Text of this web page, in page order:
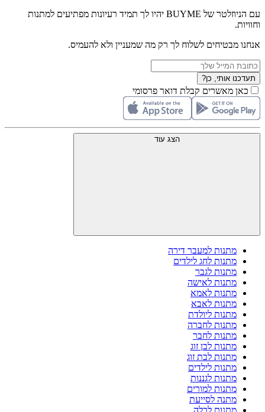
עם הניוזלטר של BUYME יהיו לך תמיד רעיונות מפתיעים למתנות
וחוויות.
אנחנו מבטיחים לשלוח לך רק מה שמעניין ולא להעמיס.
תעדכנו אותי, כן?
כאן מאשרים קבלת דואר פרסומי
הצג עוד
מתנות למעבר דירה
מתנות לחג לילדים
מתנות לגבר
מתנות לאישה
מתנות לאמא
מתנות לאבא
מתנות ליולדת
מתנות לחברה
מתנות לחבר
מתנות לבן זוג
מתנות לבת זוג
מתנות לילדים
מתנות לגננות
מתנות למורים
מתנה לסייעת
מתנות לכלה